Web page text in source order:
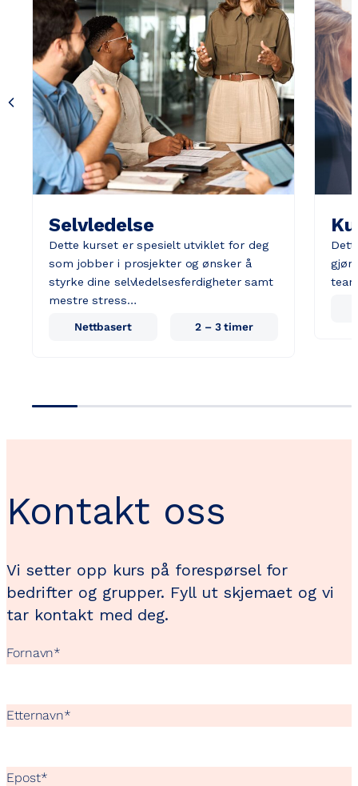
Selvledelse
Dette kurset er spesielt utviklet for deg
som jobber i prosjekter og ønsker å
styrke dine selvledelsesferdigheter samt
mestre stress…
Nettbasert 2 – 3 timer
Kontakt oss
Vi setter opp kurs på forespørsel for
bedrifter og grupper. Fyll ut skjemaet og vi
tar kontakt med deg.
Fornavn*
Etternavn*
Epost*